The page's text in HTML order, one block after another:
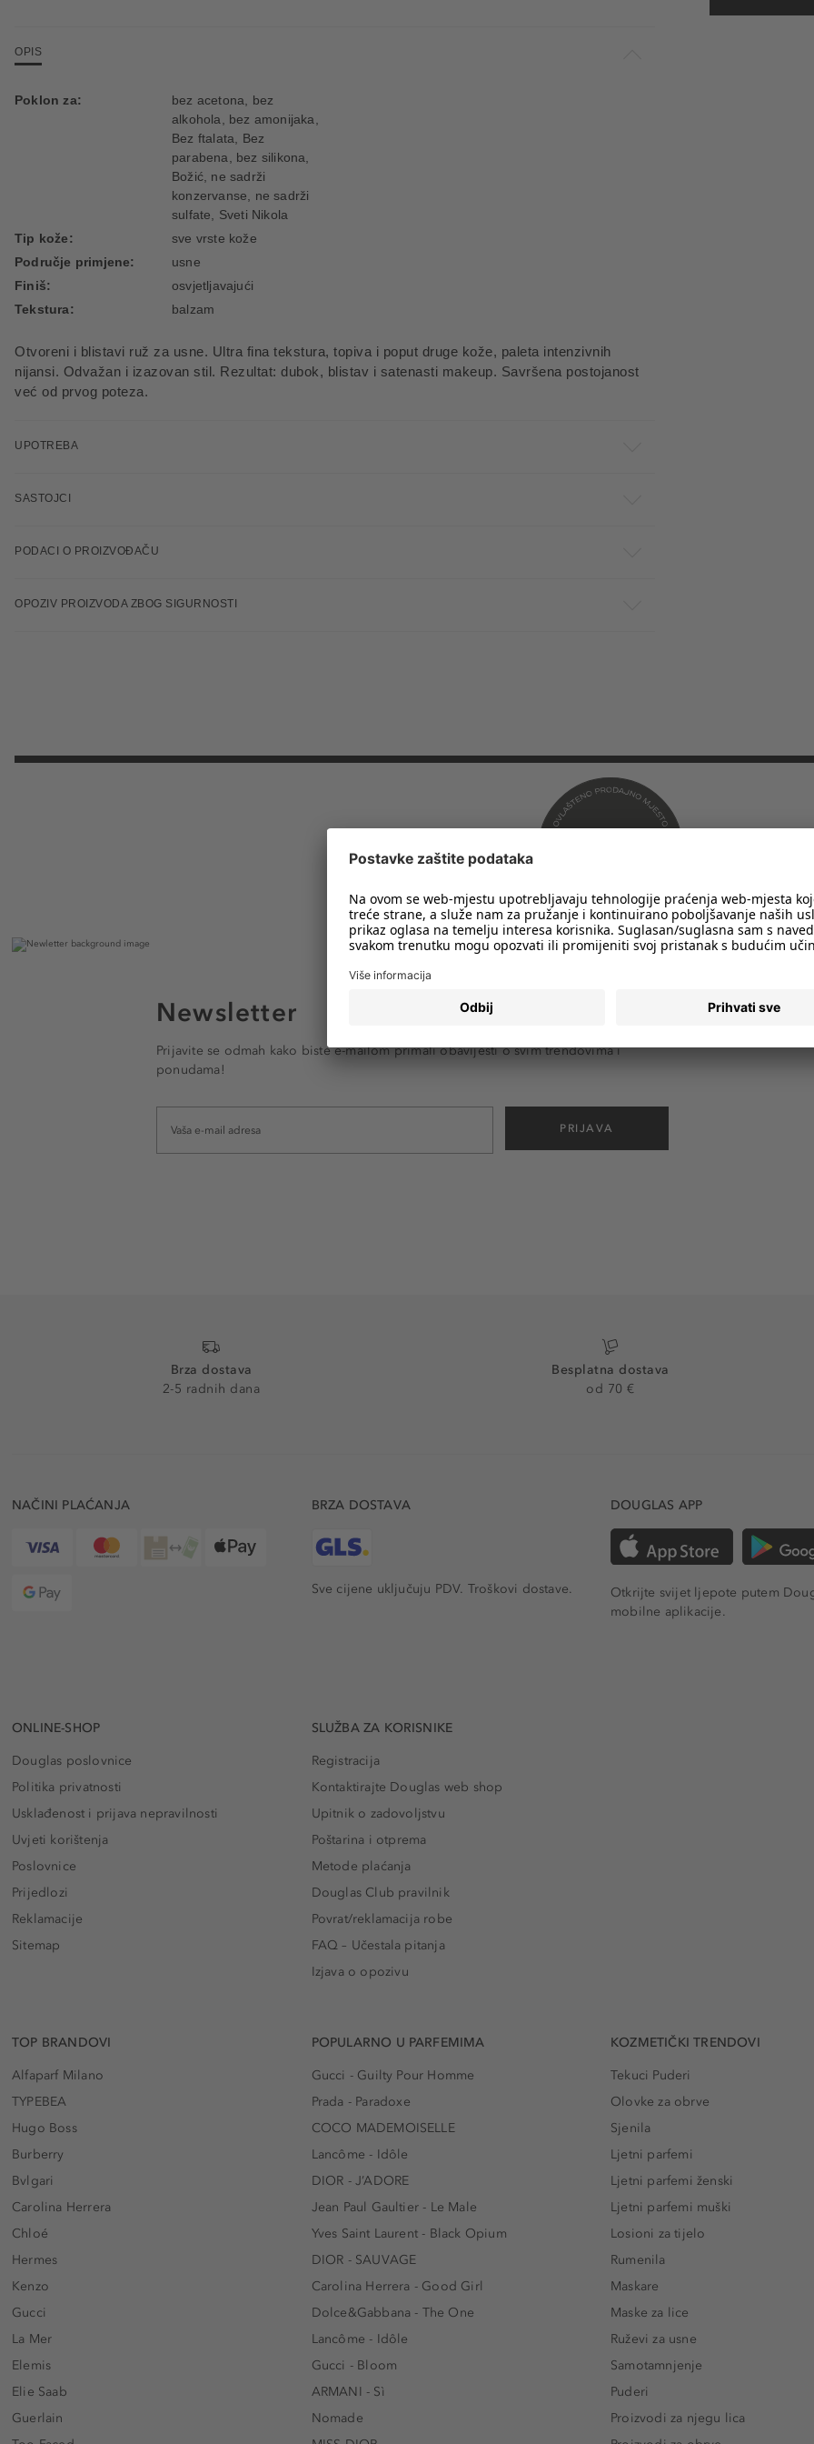
OPIS
Otvoreni i blistavi ruž za usne. Ultra fina tekstura, topiva i poput druge kože, paleta intenzivnih
nijansi. Odvažan i izazovan stil. Rezultat: dubok, blistav i satenasti makeup. Savršena postojanost
već od prvog poteza.
Poklon za:
bez acetona, bez
alkohola, bez amonijaka,
Bez ftalata, Bez
parabena, bez silikona,
Božić, ne sadrži
konzervanse, ne sadrži
sulfate, Sveti Nikola
Tip kože:
sve vrste kože
Područje primjene:
usne
Finiš:
osvjetljavajući
Tekstura:
balzam
UPOTREBA
SASTOJCI
PODACI O PROIZVOĐAČU
OPOZIV PROIZVODA ZBOG SIGURNOSTI
Newsletter
Prijavite se odmah kako biste e-mailom primali obavijesti o svim trendovima i
ponudama!
PRIJAVA
Brza dostava
2-5 radnih dana
Besplatna dostava
od 70 €
NAČINI PLAĆANJA BRZA DOSTAVA
Sve cijene uključuju PDV. Troškovi dostave.
DOUGLAS APP
Otkrijte svijet ljepote putem
mobilne aplikacije.
ONLINE-SHOP
Douglas poslovnice
Politika privatnosti
Usklađenost i prijava nepravilnosti
Uvjeti korištenja
Poslovnice
Prijedlozi
Reklamacije
Sitemap
SLUŽBA ZA KORISNIKE
Registracija
Kontaktirajte Douglas web shop
Upitnik o zadovoljstvu
Poštarina i otprema
Metode plaćanja
Douglas Club pravilnik
Povrat/reklamacija robe
FAQ – Učestala pitanja
Izjava o opozivu
TOP BRANDOVI
Alfaparf Milano
TYPEBEA
Hugo Boss
Burberry
Bvlgari
Carolina Herrera
Chloé
Hermes
Kenzo
Gucci
La Mer
Elemis
Elie Saab
Guerlain
POPULARNO U PARFEMIMA
Gucci - Guilty Pour Homme
Prada - Paradoxe
COCO MADEMOISELLE
Lancôme - Idôle
DIOR - J’ADORE
Jean Paul Gaultier - Le Male
Yves Saint Laurent - Black Opium
DIOR - SAUVAGE
Carolina Herrera - Good Girl
Dolce&Gabbana - The One
Lancôme - Idôle
Gucci - Bloom
ARMANI - Sì
Nomade
KOZMETIČKI TRENDOVI
Tekuci Puderi
Olovke za obrve
Sjenila
Ljetni parfemi
Ljetni parfemi ženski
Ljetni parfemi muški
Losioni za tijelo
Rumenila
Maskare
Maske za lice
Ruževi za usne
Samotamnjenje
Puderi
Proizvodi za njegu lica